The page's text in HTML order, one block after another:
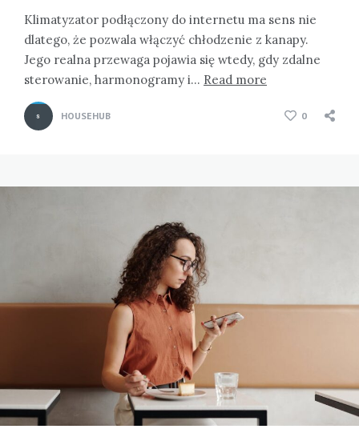
Klimatyzator podłączony do internetu ma sens nie
dlatego, że pozwala włączyć chłodzenie z kanapy.
Jego realna przewaga pojawia się wtedy, gdy zdalne
sterowanie, harmonogramy i… Read more
HOUSEHUB 0